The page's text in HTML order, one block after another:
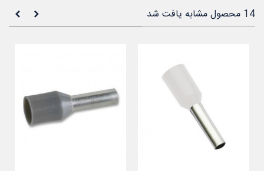
14 محصول مشابه یافت شد